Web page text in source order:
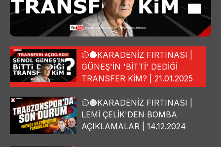
🔴🔵KARADENİZ FIRTINASI |
GÜNEŞ'İN 'BİTTİ' DEDİĞİ
TRANSFER KİM? | 21.01.2025
🔴🔵KARADENİZ FIRTINASI |
LEMİ ÇELİK'DEN BOMBA
AÇIKLAMALAR | 14.12.2024